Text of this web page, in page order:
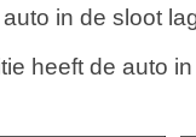
in de sloot
heeft de auto